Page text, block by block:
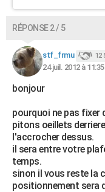
RÉPONSE 2 / 5
stf_frmu 12
24 juil. 2012 à 11:35
bonjour
pourquoi ne pas fixer
pitons oeillets
l'accrocher dessus.
il sera entre votre
temps.
sinon il vous reste la
positionnement sera